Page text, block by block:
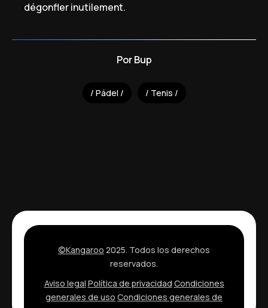
dégonfler inutilement.
PorBup
Pádel Tenis
©Kangaroo 2025. Todos los derechos
reservados.
Aviso legal Política de privacidad Condiciones
generales de uso Condiciones generales de